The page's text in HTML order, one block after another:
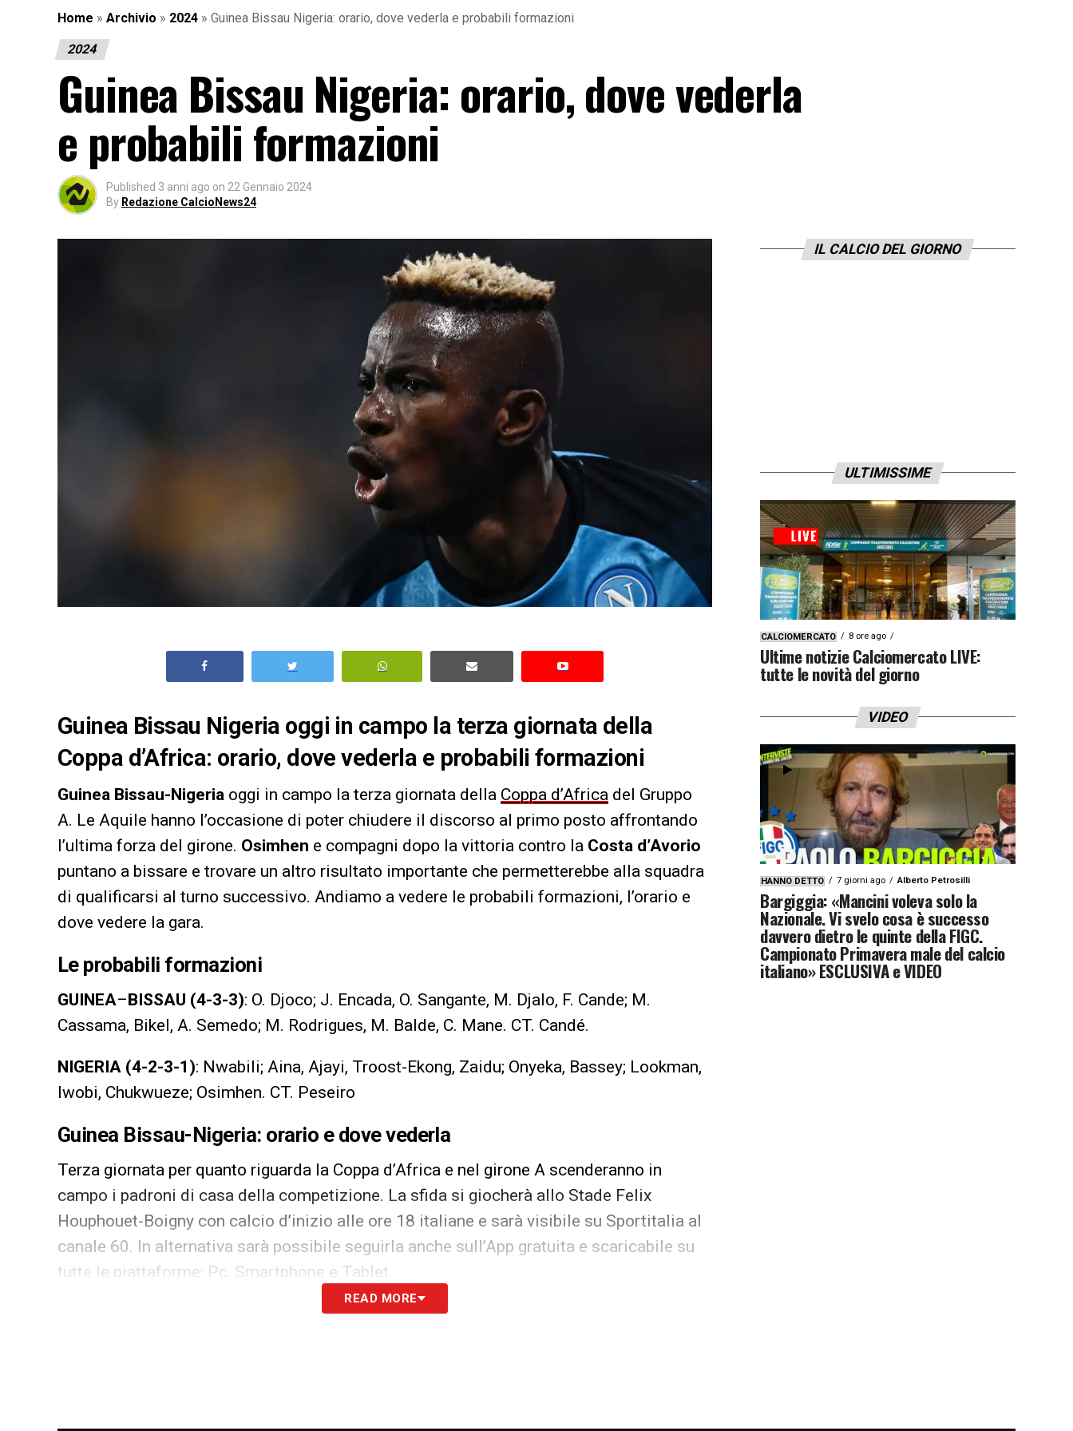
Home » Archivio » 2024 » Guinea Bissau Nigeria: orario, dove vederla e probabili formazioni
2024
Guinea Bissau Nigeria: orario, dove vederla
e probabili formazioni
Published 3 anni ago on 22 Gennaio 2024
By Redazione CalcioNews24
Guinea Bissau Nigeria oggi in campo la terza giornata della
Coppa d’Africa: orario, dove vederla e probabili formazioni
Guinea Bissau-Nigeria oggi in campo la terza giornata della Coppa d’Africa del Gruppo
A. Le Aquile hanno l’occasione di poter chiudere il discorso al primo posto affrontando
l’ultima forza del girone. Osimhen e compagni dopo la vittoria contro la Costa d’Avorio
puntano a bissare e trovare un altro risultato importante che permetterebbe alla squadra
di qualificarsi al turno successivo. Andiamo a vedere le probabili formazioni, l’orario e
dove vedere la gara.
Le probabili formazioni
GUINEA–BISSAU (4-3-3): O. Djoco; J. Encada, O. Sangante, M. Djalo, F. Cande; M.
Cassama, Bikel, A. Semedo; M. Rodrigues, M. Balde, C. Mane. CT. Candé.
NIGERIA (4-2-3-1): Nwabili; Aina, Ajayi, Troost-Ekong, Zaidu; Onyeka, Bassey; Lookman,
Iwobi, Chukwueze; Osimhen. CT. Peseiro
Guinea Bissau-Nigeria: orario e dove vederla
Terza giornata per quanto riguarda la Coppa d’Africa e nel girone A scenderanno in
campo i padroni di casa della competizione. La sfida si giocherà allo Stade Felix
Houphouet-Boigny con calcio d’inizio alle ore 18 italiane e sarà visibile su Sportitalia al
canale 60. In alternativa sarà possibile seguirla anche sull’App gratuita e scaricabile su
tutte le piattaforme: Pc, Smartphone e Tablet.
READ MORE
IL CALCIO DEL GIORNO
ULTIMISSIME
CALCIOMERCATO 8 ore ago
Ultime notizie Calciomercato LIVE:
tutte le novità del giorno
VIDEO
HANNO DETTO 7 giorni ago Alberto Petrosilli
Bargiggia: «Mancini voleva solo la
Nazionale. Vi svelo cosa è successo
davvero dietro le quinte della FIGC.
Campionato Primavera male del calcio
italiano» ESCLUSIVA e VIDEO